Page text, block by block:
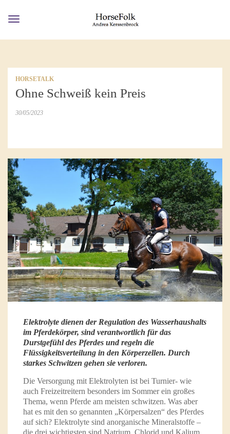
Toggle
HORSETALK
Ohne Schweiß kein Preis
30/05/2023
Elektrolyte dienen der Regulation des Wasserhaushalts
im Pferdekörper, sind verantwortlich für das
Durstgefühl des Pferdes und regeln die
Flüssigkeitsverteilung in den Körperzellen. Durch
starkes Schwitzen gehen sie verloren.
Die Versorgung mit Elektrolyten ist bei Turnier- wie
auch Freizeitreitern besonders im Sommer ein großes
Thema, wenn Pferde am meisten schwitzen. Was aber
hat es mit den so genannten „Körpersalzen“ des Pferdes
auf sich? Elektrolyte sind anorganische Mineralstoffe –
die drei wichtigsten sind Natrium, Chlorid und Kalium,